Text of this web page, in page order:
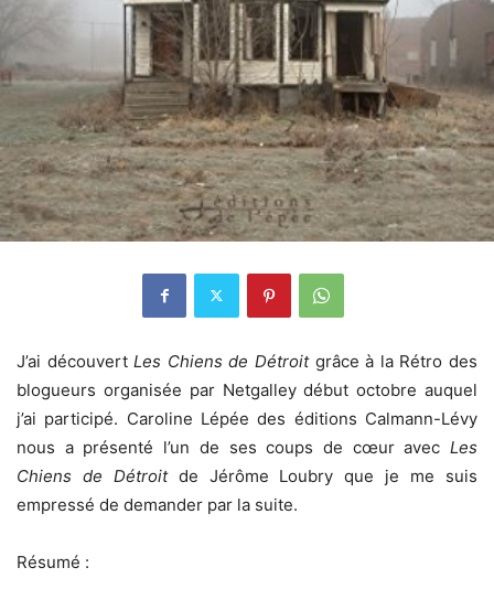
J’ai découvertLes Chiens de Détroit grâce à la Rétro des
blogueurs organisée par Netgalley début octobre auquel
j’ai participé. Caroline Lépée des éditions Calmann-Lévy
nous a présenté l’un de ses coups de cœur avec Les
Chiens de Détroit de Jérôme Loubry que je me suis
empressé de demander par la suite.
Résumé :